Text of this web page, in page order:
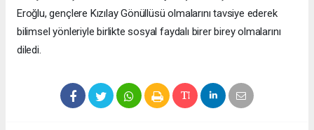
Eroğlu, gençlere Kızılay Gönüllüsü olmalarını tavsiye ederek
bilimsel yönleriyle birlikte sosyal faydalı birer birey olmalarını
diledi.